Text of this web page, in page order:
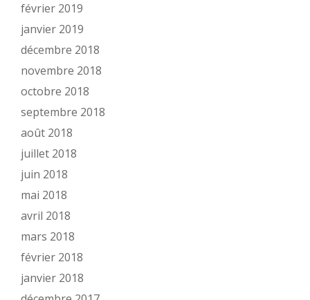
février 2019
janvier 2019
décembre 2018
novembre 2018
octobre 2018
septembre 2018
août 2018
juillet 2018
juin 2018
mai 2018
avril 2018
mars 2018
février 2018
janvier 2018